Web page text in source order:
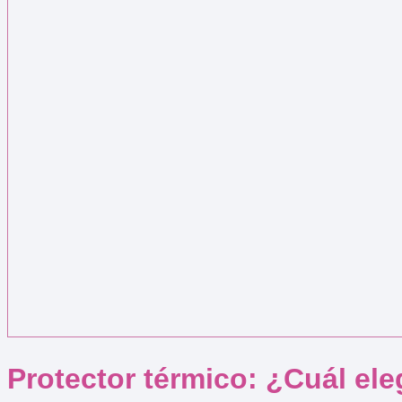
Protector térmico: ¿Cuál